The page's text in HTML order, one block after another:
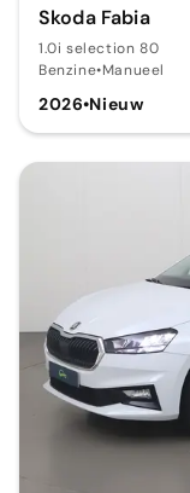
Skoda Fabia
1.0i selection 80
Benzine•Manueel
2026•Nieuw